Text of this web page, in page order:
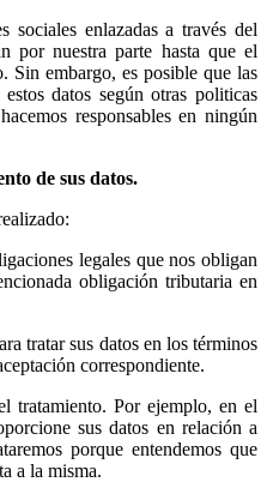
sociales enlazadas a través del
por nuestra parte hasta que el
Sin embargo, es posible que las
estos datos según otras politicas
responsables en ningún
de sus datos.
legales que nos obligan
obligación tributaria en
tratar sus datos en los términos
correspondiente.
tratamiento. Por ejemplo, en el
sus datos en relación a
porque entendemos que
a la misma.